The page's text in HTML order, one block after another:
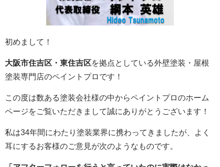
初めまして！
大阪市住吉区・東住吉区を拠点としている外壁塗装・屋根
塗装専門店のペイントプロです！
この度は数ある塗装会社様の中からペイントプロのホーム
ページをご覧いただきまして誠にありがとうございます！
私は34年間にわたり塗装業界に携わってきましたが、よく
耳にするお客様のご意見が次のようなものです。